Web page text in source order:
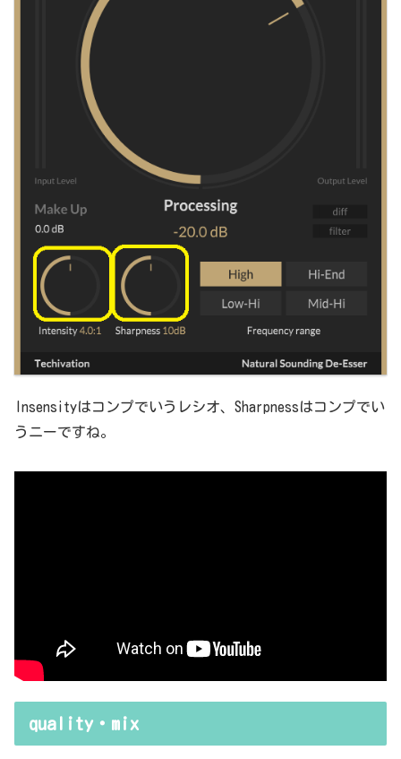
Insensityはコンプでいうレシオ、Sharpnessはコンプでい
うニーですね。
quality・mix